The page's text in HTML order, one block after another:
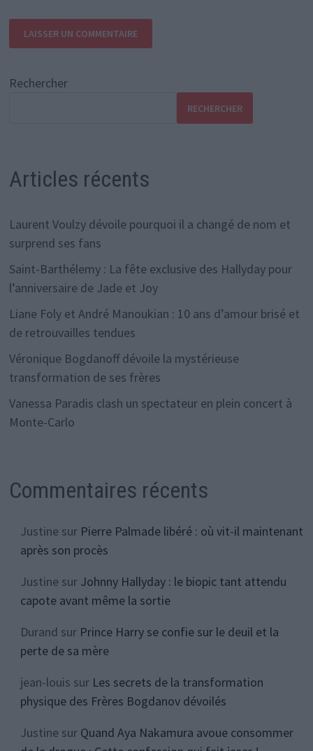
Rechercher
RECHERCHER
Articles récents
Laurent Voulzy dévoile pourquoi il a changé de nom et
surprend ses fans
Saint-Barthélemy : La fête exclusive des Hallyday pour
l’anniversaire de Jade et Joy
Liane Foly et André Manoukian : 10 ans d’amour brisé et
de retrouvailles tendues
Véronique Bogdanoff dévoile la mystérieuse
transformation de ses frères
Vanessa Paradis clash un spectateur en plein concert à
Monte-Carlo
Commentaires récents
Justinesur Pierre Palmade libéré : où vit-il maintenant
après son procès
Justinesur Johnny Hallyday : le biopic tant attendu
capote avant même la sortie
Durand sur Prince Harry se confie sur le deuil et la
perte de sa mère
jean-louis sur Les secrets de la transformation
physique des Frères Bogdanov dévoilés
Justinesur Quand Aya Nakamura avoue consommer